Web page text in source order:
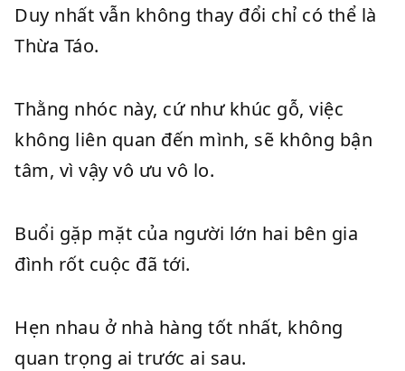
Duy nhất vẫn không thay đổi chỉ có thể là
Thừa Táo.
Thằng nhóc này, cứ như khúc gỗ, việc
không liên quan đến mình, sẽ không bận
tâm, vì vậy vô ưu vô lo.
Buổi gặp mặt của người lớn hai bên gia
đình rốt cuộc đã tới.
Hẹn nhau ở nhà hàng tốt nhất, không
quan trọng ai trước ai sau.